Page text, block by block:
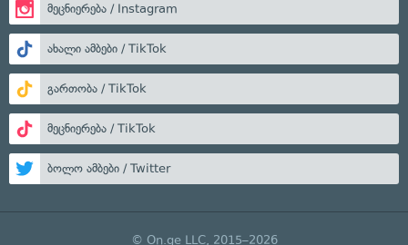
მეცნიერება / Instagram
ახალი ამბები / TikTok
გართობა / TikTok
მეცნიერება / TikTok
ბოლო ამბები / Twitter
© On.ge LLC, 2015–2026